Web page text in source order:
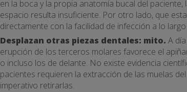
en la boca y la propia anatomía bucal del
espacio resulta insuficiente. Por otro lado, que
directamente con la facilidad de infección a lo
Desplazan otras piezas dentales: mito. A
erupción de los terceros molares favorece el
o incluso los de delante. No existe evidencia
pacientes requieren la extracción de las muelas
imperativo retirarlas.